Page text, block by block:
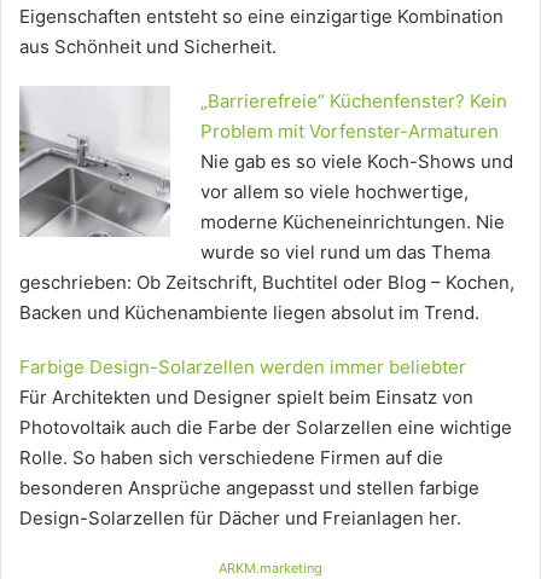
Eigenschaften entsteht so eine einzigartige Kombination
aus Schönheit und Sicherheit.
„Barrierefreie“ Küchenfenster? Kein
Problem mit Vorfenster-Armaturen
Nie gab es so viele Koch-Shows und
vor allem so viele hochwertige,
moderne Kücheneinrichtungen. Nie
wurde so viel rund um das Thema
geschrieben: Ob Zeitschrift, Buchtitel oder Blog – Kochen,
Backen und Küchenambiente liegen absolut im Trend.
Farbige Design-Solarzellen werden immer beliebter
Für Architekten und Designer spielt beim Einsatz von
Photovoltaik auch die Farbe der Solarzellen eine wichtige
Rolle. So haben sich verschiedene Firmen auf die
besonderen Ansprüche angepasst und stellen farbige
Design-Solarzellen für Dächer und Freianlagen her.
ARKM.marketing